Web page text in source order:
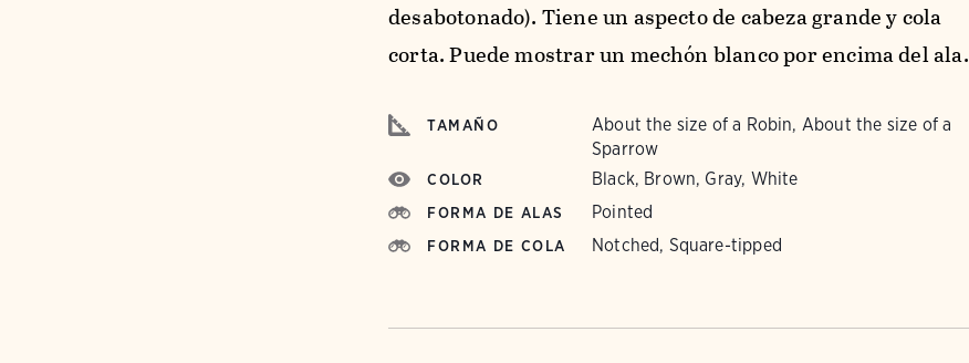
desabotonado). Tiene un aspecto de cabeza grande y cola
corta. Puede mostrar un mechón blanco por encima del ala.
TAMAÑO
About the size of a Robin, About the size of a
Sparrow
COLOR Black, Brown, Gray, White
FORMA DE ALAS Pointed
FORMA DE COLA Notched, Square-tipped